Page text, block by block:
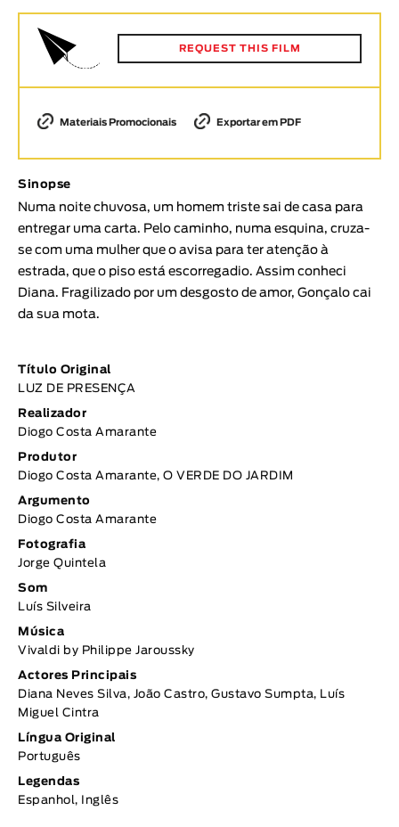
Animar
DURAÇÃO
< / >
GÉNERO
Ficção
Animação
Documentário
TÓPICOS
REQUEST THIS FILM
Materiais Promocionais Exportar em PDF
Sinopse
Numa noite chuvosa, um homem triste sai de casa para
entregar uma carta. Pelo caminho, numa esquina, cruza-
se com uma mulher que o avisa para ter atenção à
estrada, que o piso está escorregadio. Assim conheci
Diana. Fragilizado por um desgosto de amor, Gonçalo cai
da sua mota.
Título Original
LUZ DE PRESENÇA
Realizador
Diogo Costa Amarante
Produtor
Diogo Costa Amarante, O VERDE DO JARDIM
Argumento
Diogo Costa Amarante
Fotografia
Jorge Quintela
Som
Luís Silveira
Música
Vivaldi by Philippe Jaroussky
Actores Principais
Diana Neves Silva, João Castro, Gustavo Sumpta, Luís
Miguel Cintra
Língua Original
Português
Legendas
Espanhol, Inglês